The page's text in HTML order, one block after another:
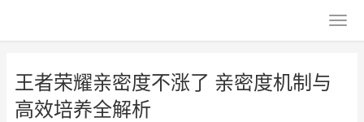
王者荣耀亲密度不涨了 亲密度机制与
高效培养全解析